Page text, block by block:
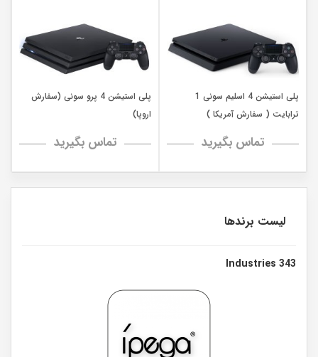
پلی استیشن 4 اسلیم سونی 1
ترابایت ( سفارش آمریکا )
تماس بگیرید
پلی استیشن 4 پرو سونی (سفارش
اروپا)
تماس بگیرید
لیست برندها
343 Industries